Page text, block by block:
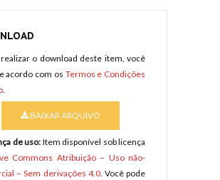
o download deste item, você
acordo com os Termos e Condições
.
BAIXAR ARQUIVO
de uso:Item disponível sob licença
Commons Atribuição – Uso não-
– Sem derivações 4.0. Você pode